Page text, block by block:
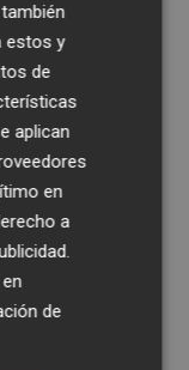
la
frente a
pues de
ya
que hoy
diseñó el
semana ya
de forma
también
estos y
de
aplican
en
a
.
de